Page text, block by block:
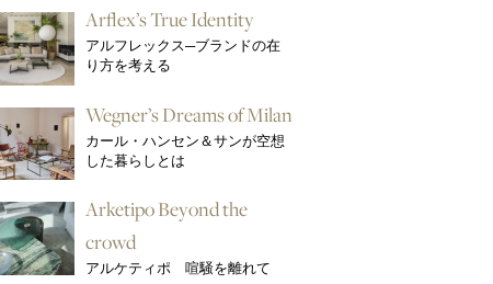
Arflex’s True Identity
アルフレックス─ブランドの在
り方を考える
Wegner’s Dreams of Milan
カール・ハンセン＆サンが空想
した暮らしとは
Arketipo Beyond the
crowd
アルケティポ 喧騒を離れて